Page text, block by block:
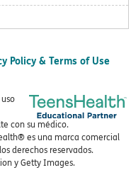
Policy & Terms of Use
con su médico.
es una marca comercial
derechos reservados.
y Getty Images.